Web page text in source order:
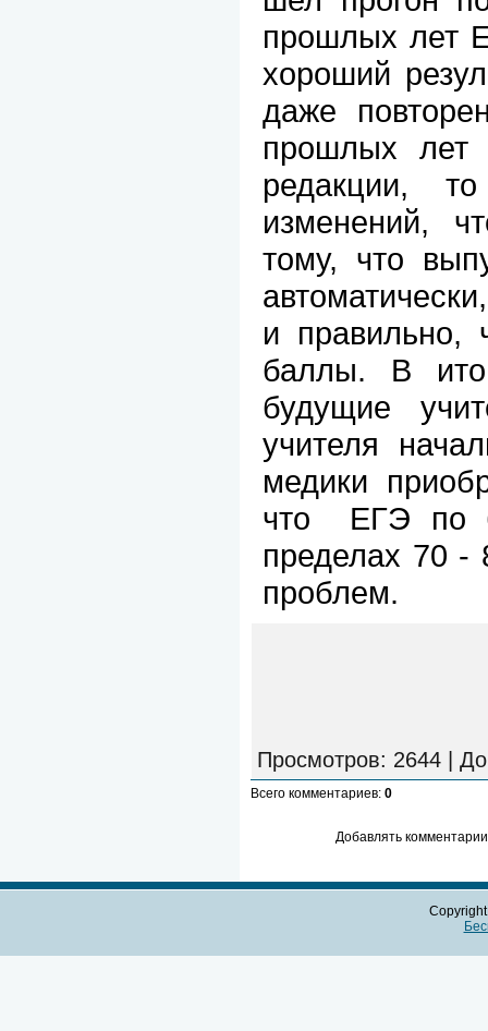
прошлых лет
хороший
даже
прошлых лет
редакции,
изменений,
тому, что
и правильно,
баллы. В
будущие
учителя
медики
что
ЕГЭ по
пределах 70 -
проблем.
Просмотров: 2644 |
Всего комментариев: 0
Добавлять